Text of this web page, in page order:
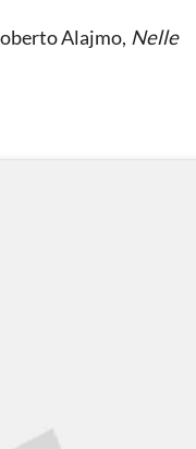
Alajmo, Nelle